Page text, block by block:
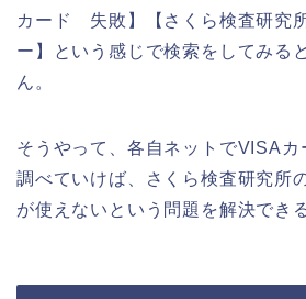
カード 失敗】【さくら検査研究
ー】という感じで検索をしてみる
ん。
そうやって、各自ネットでVISAカ
調べていけば、さくら検査研究所
が使えないという問題を解決でき